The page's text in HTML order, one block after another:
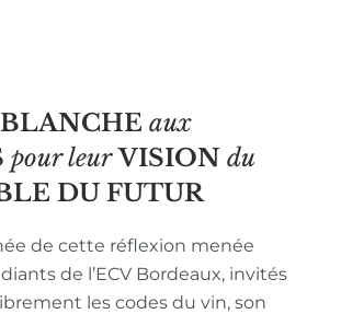
aux
pour leur VISION du
DU FUTUR
de cette réflexion menée
de l’ECV Bordeaux, invités
les codes du vin, son